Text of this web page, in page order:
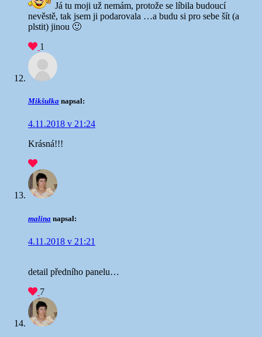
Já tu moji už nemám, protože se líbila budoucí
nevěstě, tak jsem ji podarovala …a budu si pro sebe šít (a
plstit) jinou 🙂
1
Mikšulka napsal:
4.11.2018 v 21:24
Krásná!!!
malina napsal:
4.11.2018 v 21:21
detail předního panelu…
7